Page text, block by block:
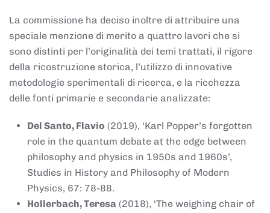
La commissione ha deciso inoltre di attribuire una
speciale menzione di merito a quattro lavori che si
sono distinti per l’originalità dei temi trattati, il rigore
della ricostruzione storica, l’utilizzo di innovative
metodologie sperimentali di ricerca, e la ricchezza
delle fonti primarie e secondarie analizzate:
Del Santo, Flavio (2019), ‘Karl Popper’s forgotten
role in the quantum debate at the edge between
philosophy and physics in 1950s and 1960s’,
Studies in History and Philosophy of Modern
Physics, 67: 78-88.
Hollerbach, Teresa (2018), ‘The weighing chair of